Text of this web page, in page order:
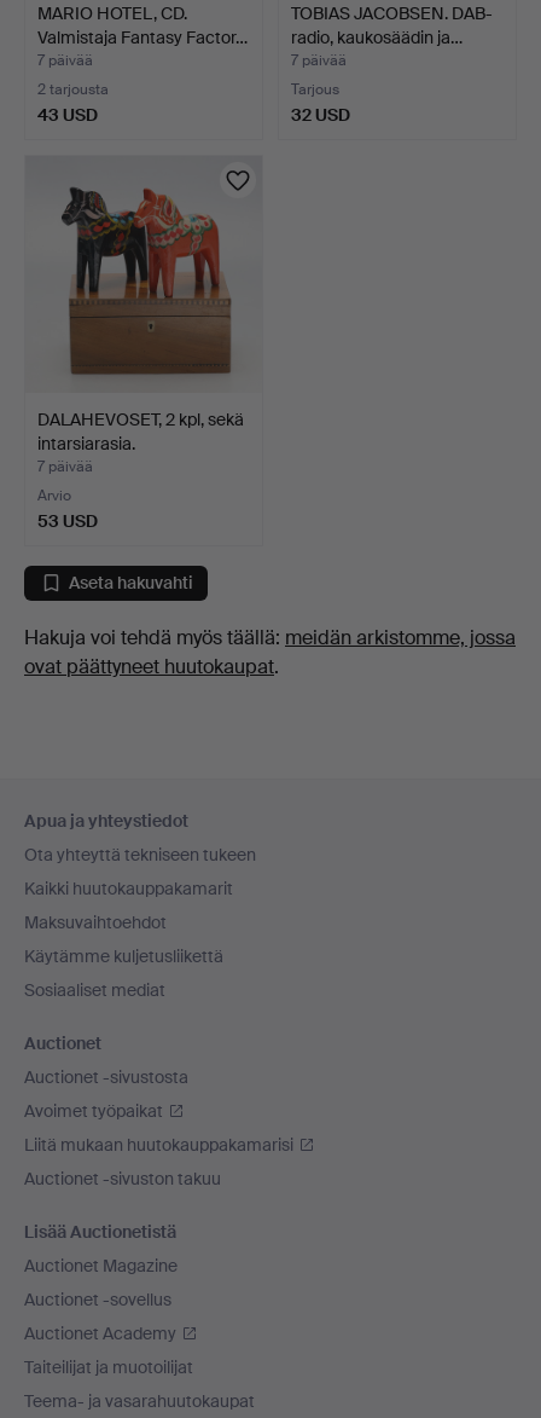
MARIO HOTEL, CD.
Valmistaja Fantasy Factor…
7 päivää
2 tarjousta
43 USD
TOBIAS JACOBSEN. DAB-
radio, kaukosäädin ja…
7 päivää
Tarjous
32 USD
DALAHEVOSET, 2 kpl, sekä
intarsiarasia.
7 päivää
Arvio
53 USD
Aseta hakuvahti
Hakuja voi tehdä myös täällä: meidän arkistomme, jossa
ovat päättyneet huutokaupat.
Apua ja yhteystiedot
Ota yhteyttä tekniseen tukeen
Kaikki huutokauppakamarit
Maksuvaihtoehdot
Käytämme kuljetusliikettä
Sosiaaliset mediat
Auctionet
Auctionet -sivustosta
Avoimet työpaikat
Liitä mukaan huutokauppakamarisi
Auctionet -sivuston takuu
Lisää Auctionetistä
Auctionet Magazine
Auctionet -sovellus
Auctionet Academy
Taiteilijat ja muotoilijat
Teema- ja vasarahuutokaupat